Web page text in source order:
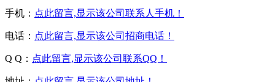
手机： 点此留言,显示该公司联系人手机！
电话： 点此留言,显示该公司招商电话！
Q Q： 点此留言,显示该公司联系QQ！